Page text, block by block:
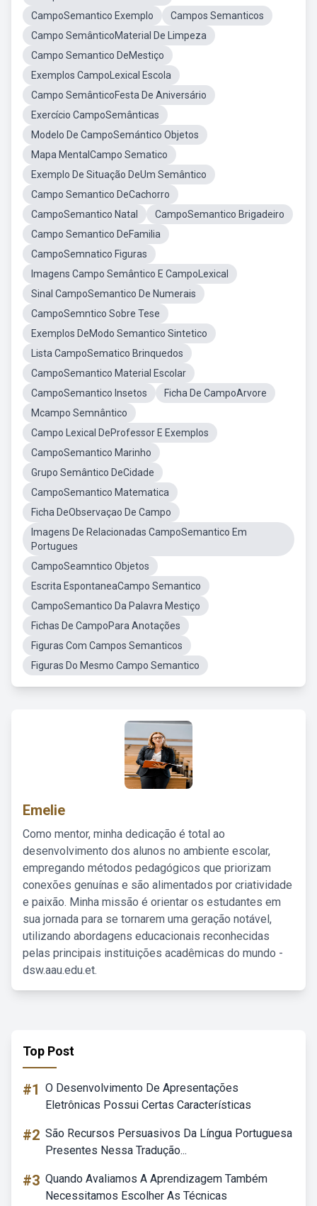
CampoSemantico Exemplo
Campos Semanticos
Campo SemânticoMaterial De Limpeza
Campo Semantico DeMestiço
Exemplos CampoLexical Escola
Campo SemânticoFesta De Aniversário
Exercício CampoSemânticas
Modelo De CampoSemántico Objetos
Mapa MentalCampo Sematico
Exemplo De Situação DeUm Semântico
Campo Semantico DeCachorro
CampoSemantico Natal
CampoSemantico Brigadeiro
Campo Semantico DeFamilia
CampoSemnatico Figuras
Imagens Campo Semântico E CampoLexical
Sinal CampoSemantico De Numerais
CampoSemntico Sobre Tese
Exemplos DeModo Semantico Sintetico
Lista CampoSematico Brinquedos
CampoSemantico Material Escolar
CampoSemantico Insetos
Ficha De CampoArvore
Mcampo Semnântico
Campo Lexical DeProfessor E Exemplos
CampoSemantico Marinho
Grupo Semântico DeCidade
CampoSemantico Matematica
Ficha DeObservaçao De Campo
Imagens De Relacionadas CampoSemantico Em
Portugues
CampoSeamntico Objetos
Escrita EspontaneaCampo Semantico
CampoSemantico Da Palavra Mestiço
Fichas De CampoPara Anotações
Figuras Com Campos Semanticos
Figuras Do Mesmo Campo Semantico
Emelie
Como mentor, minha dedicação é total ao
desenvolvimento dos alunos no ambiente escolar,
empregando métodos pedagógicos que priorizam
conexões genuínas e são alimentados por criatividade
e paixão. Minha missão é orientar os estudantes em
sua jornada para se tornarem uma geração notável,
utilizando abordagens educacionais reconhecidas
pelas principais instituições acadêmicas do mundo -
dsw.aau.edu.et.
Top Post
#1 O Desenvolvimento De Apresentações
Eletrônicas Possui Certas Características
#2 São Recursos Persuasivos Da Língua Portuguesa
Presentes Nessa Tradução...
#3 Quando Avaliamos A Aprendizagem Também
Necessitamos Escolher As Técnicas